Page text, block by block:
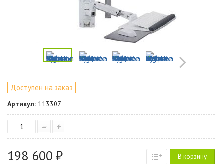
Доступен на заказ
Артикул: 113307
– +
198 600 ₽ В корзину